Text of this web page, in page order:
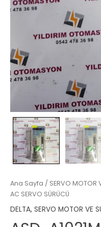
Ana Sayfa / SERVO MOTOR
AC SERVO SÜRÜCÜ
DELTA, SERVO MOTOR VE